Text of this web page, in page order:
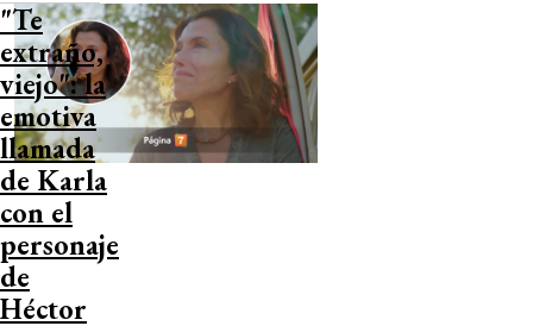
"Te
extraño,
viejo": la
emotiva
llamada
de Karla
con el
personaje
de
Héctor